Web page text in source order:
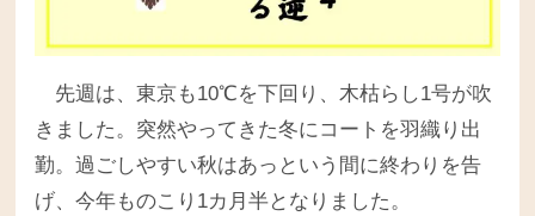
先週は、東京も10℃を下回り、木枯らし1号が吹
きました。突然やってきた冬にコートを羽織り出
勤。過ごしやすい秋はあっという間に終わりを告
げ、今年ものこり1カ月半となりました。